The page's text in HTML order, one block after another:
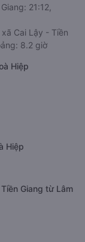
21:12,
Cai Lậy - Tiền
8.2 giờ
Hiệp
Hiệp
Giang từ Lâm